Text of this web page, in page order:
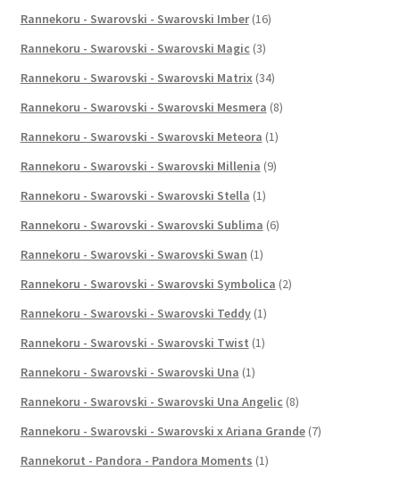
Rannekoru - Swarovski - Swarovski Imber (16)
Rannekoru - Swarovski - Swarovski Magic (3)
Rannekoru - Swarovski - Swarovski Matrix (34)
Rannekoru - Swarovski - Swarovski Mesmera (8)
Rannekoru - Swarovski - Swarovski Meteora (1)
Rannekoru - Swarovski - Swarovski Millenia (9)
Rannekoru - Swarovski - Swarovski Stella (1)
Rannekoru - Swarovski - Swarovski Sublima (6)
Rannekoru - Swarovski - Swarovski Swan (1)
Rannekoru - Swarovski - Swarovski Symbolica (2)
Rannekoru - Swarovski - Swarovski Teddy (1)
Rannekoru - Swarovski - Swarovski Twist (1)
Rannekoru - Swarovski - Swarovski Una (1)
Rannekoru - Swarovski - Swarovski Una Angelic (8)
Rannekoru - Swarovski - Swarovski x Ariana Grande (7)
Rannekorut - Pandora - Pandora Moments (1)